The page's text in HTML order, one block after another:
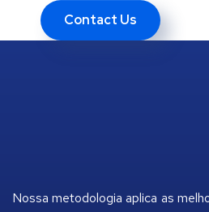
Contact Us
Nossa metodologia aplica as